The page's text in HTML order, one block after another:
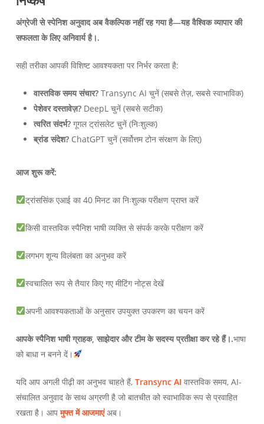
अंग्रेजी से स्पेनिश अनुवाद अब वैकल्पिक नहीं रह गया है—यह वैश्विक व्यापार की
सफलता के लिए अनिवार्य है।.
सही तरीका आपकी विशिष्ट आवश्यकता पर निर्भर करता है:
वास्तविक समय संचार?Transync AI चुनें (सबसे तेज़, सबसे स्वाभाविक)
पेशेवर दस्तावेज़?DeepL चुनें (सबसे सटीक)
त्वरित संदर्भ?गूगल ट्रांसलेट चुनें (निःशुल्क)
ब्रांड संदेश?ChatGPT चुनें (सर्वोत्तम टोन संरक्षण के लिए)
आज शुरू करें:
ट्रांससिंक एआई का 40 मिनट का निःशुल्क परीक्षण प्राप्त करें
किसी वास्तविक स्पैनिश भाषी व्यक्ति से संपर्क करके परीक्षण करें
लगभग शून्य विलंबता का अनुभव करें
स्वचालित रूप से तैयार किए गए मीटिंग नोट्स देखें
अपनी आवश्यकताओं के अनुसार उपयुक्त उपकरण का चयन करें
आपके स्पैनिश भाषी ग्राहक, साझेदार और टीम के सदस्य प्रतीक्षा कर रहे हैं।.भाषा
को बाधा न बनने दें।
यदि आप अगली पीढ़ी का अनुभव चाहते हैं, Transync AI वास्तविक समय, AI-
संचालित अनुवाद के साथ अग्रणी है जो बातचीत को स्वाभाविक रूप से प्रवाहित
रखता है। आपमुफ्त में आजमाएंअब।